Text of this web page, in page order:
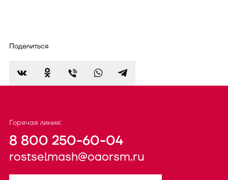
Поделиться
Горячая линия:
8 800 250-60-04
rostselmash@oaorsm.ru